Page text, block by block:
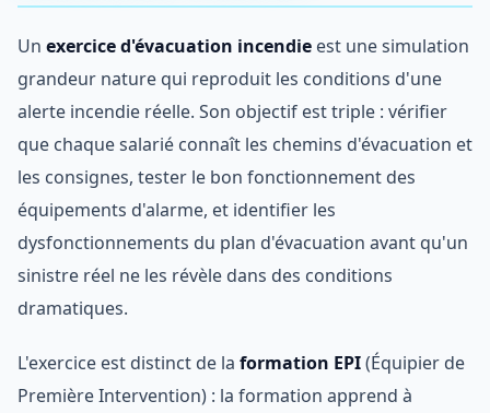
Un exercice d'évacuation incendie est une simulation
grandeur nature qui reproduit les conditions d'une
alerte incendie réelle. Son objectif est triple : vérifier
que chaque salarié connaît les chemins d'évacuation et
les consignes, tester le bon fonctionnement des
équipements d'alarme, et identifier les
dysfonctionnements du plan d'évacuation avant qu'un
sinistre réel ne les révèle dans des conditions
dramatiques.
L'exercice est distinct de la formation EPI(Équipier de
Première Intervention) : la formation apprend à